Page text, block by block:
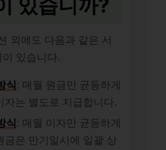
있습니까?
외에도 다음과 같은 서
있습니다.
식 : 매월 원금만 균등하게
자는 별도로 지급합니다.
식 : 매월 이자만 균등하게
금은 만기일시에 일괄 상